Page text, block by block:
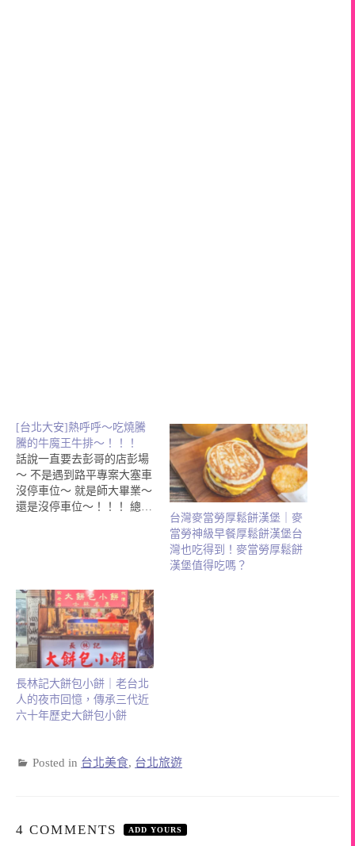
[台北大安]熱呼呼～吃燒騰
騰的牛魔王牛排～！！！
話說一直要去彭哥的店彭場
～ 不是遇到路平專案大塞車
沒停車位～ 就是師大畢業～
還是沒停車位～！！！ 總…
台灣麥當勞厚鬆餅漢堡｜麥
當勞神級早餐厚鬆餅漢堡台
灣也吃得到！麥當勞厚鬆餅
漢堡值得吃嗎？
長林記大餅包小餅｜老台北
人的夜市回憶，傳承三代近
六十年歷史大餅包小餅
Posted in 台北美食, 台北旅遊
4 COMMENTS ADD YOURS